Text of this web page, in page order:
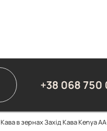
+38 068 750
Кава в зернах Захід Кава Kenya